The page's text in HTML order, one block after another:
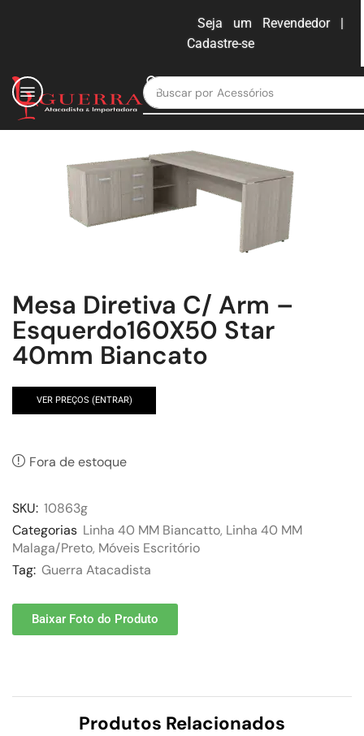
Seja um Revendedor |
Cadastre-se
Buscar por Moveis para escritório
Mesa Diretiva C/ Arm –
Esquerdo160X50 Star
40mm Biancato
VER PREÇOS (ENTRAR)
Fora de estoque
SKU: 10863g
Categorias Linha 40 MM Biancatto, Linha 40 MM
Malaga/Preto, Móveis Escritório
Tag: Guerra Atacadista
Baixar Foto do Produto
Produtos Relacionados